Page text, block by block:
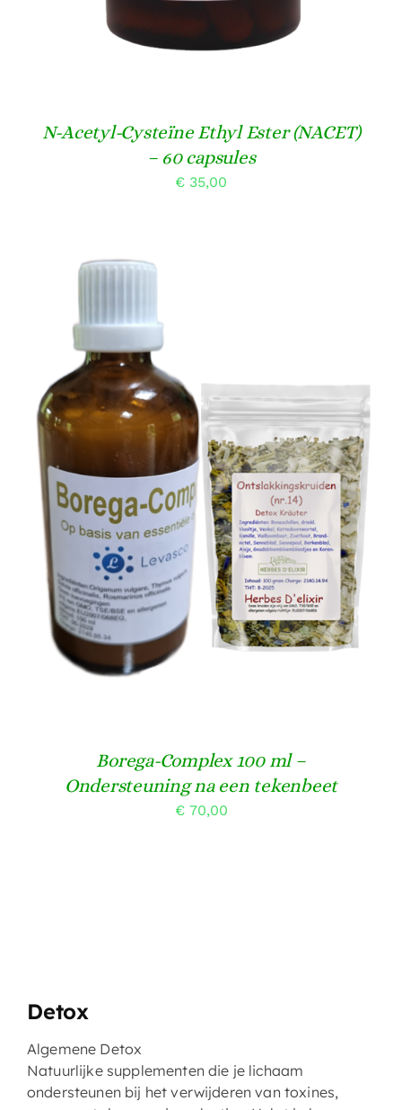
N-Acetyl-Cysteïne Ethyl Ester (NACET)
– 60 capsules
€ 35,00
TOEVOEGEN AAN WINKELWAGEN
DETAILS
Borega-Complex 100 ml –
Ondersteuning na een tekenbeet
€70,00
Detox
Algemene Detox
Natuurlijke supplementen die je lichaam
ondersteunen bij het verwijderen van toxines,